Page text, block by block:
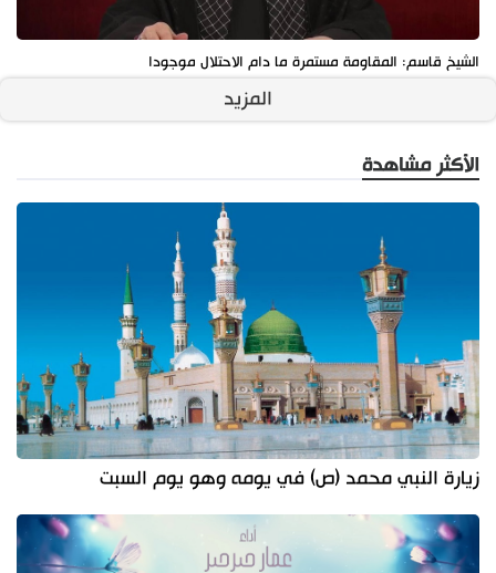
الشيخ قاسم: المقاومة مستمرة ما دام الاحتلال موجودا
المزيد
الأكثر مشاهدة
زيارة النبي محمد (ص) في يومه وهو يوم السبت